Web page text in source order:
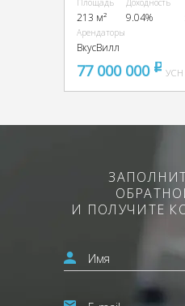
Площадь
213 м²
Доходность
9.04%
Арендаторы
ВкусВилл
77 000 000 pуб
УСН
И ПОЛУЧИТЕ